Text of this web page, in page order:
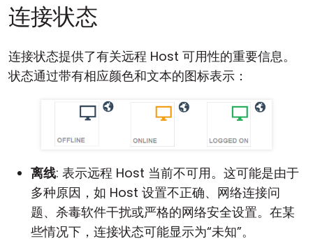
连接状态
连接状态提供了有关远程 Host 可用性的重要信息。
状态通过带有相应颜色和文本的图标表示：
离线: 表示远程 Host 当前不可用。这可能是由于
多种原因，如 Host 设置不正确、网络连接问
题、杀毒软件干扰或严格的网络安全设置。在某
些情况下，连接状态可能显示为“未知”。